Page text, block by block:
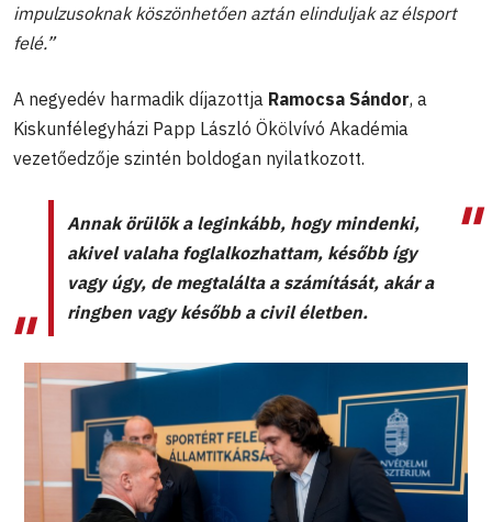
impulzusoknak köszönhetően aztán elinduljak az élsport
felé.”
A negyedév harmadik díjazottja Ramocsa Sándor, a
Kiskunfélegyházi Papp László Ökölvívó Akadémia
vezetőedzője szintén boldogan nyilatkozott.
Annak örülök a leginkább, hogy mindenki,
akivel valaha foglalkozhattam, később így
vagy úgy, de megtalálta a számítását, akár a
ringben vagy később a civil életben.